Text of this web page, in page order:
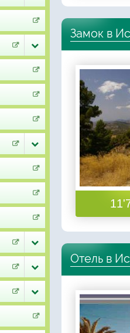
Замок в
Отель в